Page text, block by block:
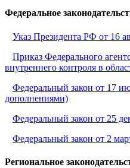
Федеральное
Указ Президента РФ от 16
Приказ Федерального
внутреннего контроля в
Федеральный закон от 17
дополнениями)
Федеральный закон от 25
Федеральный закон от 2
Региональное